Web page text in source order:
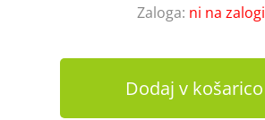
Zaloga: ni na zalogi
Dodaj v košarico